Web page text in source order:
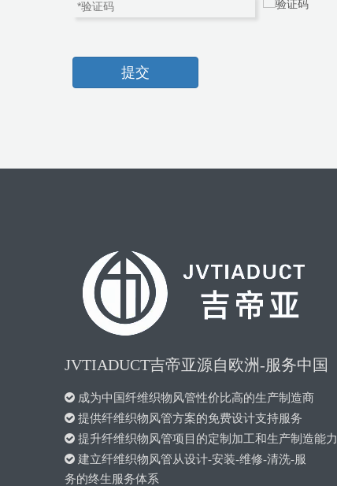
提交
JVTIADUCT吉帝亚源自欧洲-服务中国
 成为中国纤维织物风管性价比高的生产制造商
 提供纤维织物风管方案的免费设计支持服务
 提升纤维织物风管项目的定制加工和生产制造能力
 建立纤维织物风管从设计-安装-维修-清洗-服
务的终生服务体系